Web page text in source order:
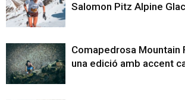
Salomon Pitz Alpine
Comapedrosa Mountain
una edició amb accent